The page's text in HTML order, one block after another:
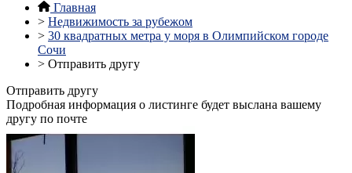
Главная
> Недвижимость за рубежом
> 30 квадратных метра у моря в Олимпийском городе
Сочи
> Отправить другу
Отправить другу
Подробная информация о листинге будет выслана вашему
другу по почте